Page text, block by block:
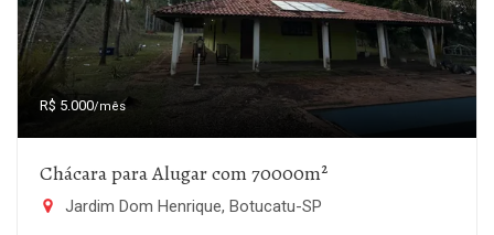
R$ 5.000/mês
Chácara para Alugar com 70000m²
Jardim Dom Henrique, Botucatu-SP